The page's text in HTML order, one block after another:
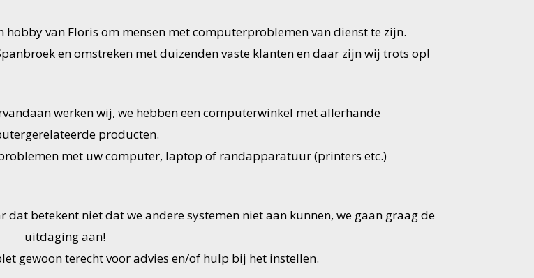
hobby van Floris om mensen met computerproblemen van dienst te zijn.
en omstreken met duizenden vaste klanten en daar zijn wij trots op!
werken wij, we hebben een computerwinkel met allerhande
producten.
met uw computer, laptop of randapparatuur (printers etc.)
betekent niet dat we andere systemen niet aan kunnen, we gaan graag de
uitdaging aan!
gewoon terecht voor advies en/of hulp bij het instellen.